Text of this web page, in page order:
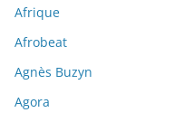
Afrique
Afrobeat
Agnès Buzyn
Agora